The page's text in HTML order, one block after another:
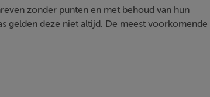
zonder punten en met behoud van hun
gelden deze niet altijd. De meest voorkomende